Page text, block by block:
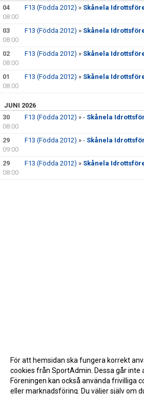
DOKUMENT
LÄNKAR
KORTPLANSSPELEN
04
08:00
F13 (Födda 2012) » Skånela
03
08:00
F13 (Födda 2012) » Skånela
02
08:00
F13 (Födda 2012) » Skånela
01
08:00
F13 (Födda 2012) » Skånela
JUNI 2026
30
08:00
F13 (Födda 2012) » - Skånela
29
09:00
F13 (Födda 2012) » - Skånela
29
08:00
F13 (Födda 2012) » Skånela
För att hemsidan ska fungera korrekt
cookies från SportAdmin. Dessa går inte
Föreningen kan också använda frivilliga
eller marknadsföring. Du väljer själv om